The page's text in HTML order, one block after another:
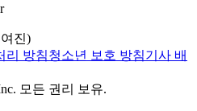
진)
리 방침청소년 보호 방침기사 배
모든 권리 보유.